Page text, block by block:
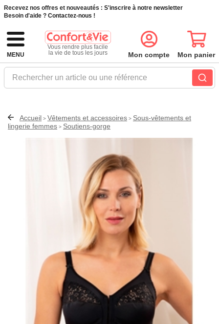
Recevez nos offres et nouveautés : S'inscrire à notre newsletter
Besoin d'aide ? Contactez-nous !
MENU
Vous rendre plus facile
la vie de tous les jours
Rechercher un article ou une référence
Mon compte Mon panier
Accueil > Vêtements et accessoires > Sous-vêtements et
lingerie femmes > Soutiens-gorge